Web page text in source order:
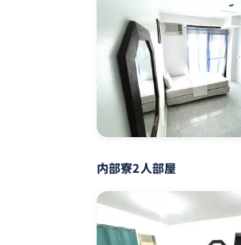
内部寮2人部屋